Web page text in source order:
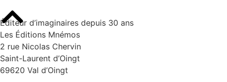
Éditeur d’imaginaires depuis 30 ans
Les Éditions Mnémos
2 rue Nicolas Chervin
Saint-Laurent d’Oingt
69620 Val d’Oingt